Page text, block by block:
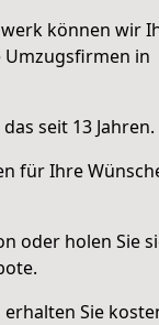
können wir
Umzugsfirmen in
seit 13 Jahren.
für Ihre
oder holen Sie
erhalten Sie